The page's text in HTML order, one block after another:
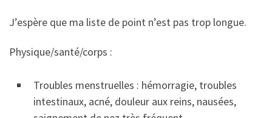
J’espère que ma liste de point n’est pas trop longue.
Physique/santé/corps :
Troubles menstruelles : hémorragie, troubles
intestinaux, acné, douleur aux reins, nausées,